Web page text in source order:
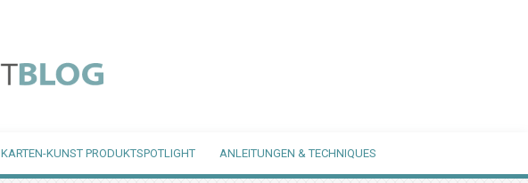
KARTEN-KUNST PRODUKTSPOTLIGHT ANLEITUNGEN & TECHNIQUES